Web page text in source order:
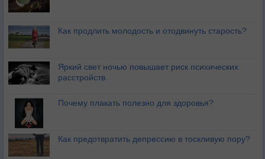
Как продлить молодость и отодвинуть старость?
Яркий свет ночью повышает риск психических
расстройств
Почему плакать полезно для здоровья?
Как предотвратить депрессию в тоскливую пору?